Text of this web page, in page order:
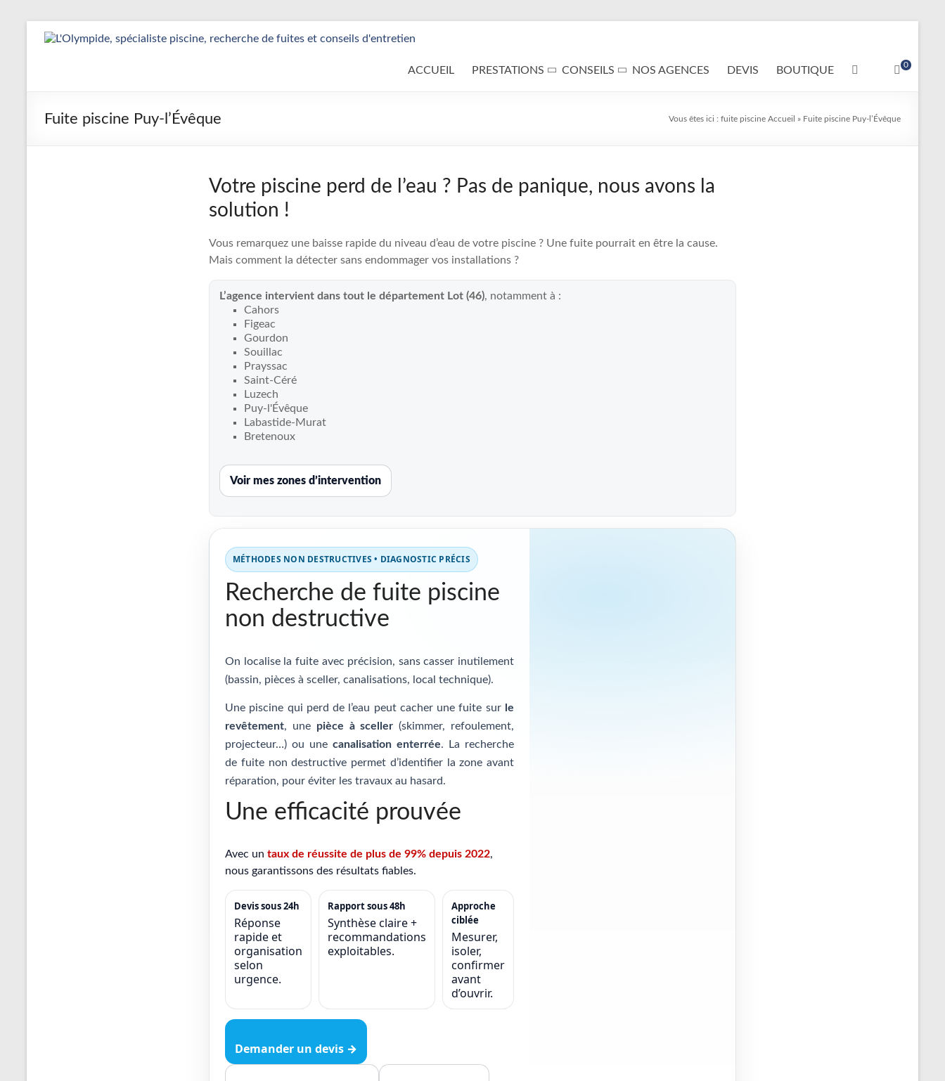
Détection
Fuite
0
ACCUEIL PRESTATIONS CONSEILS NOS AGENCES DEVIS BOUTIQUE
Fuite piscine Puy-l’Évêque Vous êtes ici : fuite piscine Accueil » Fuite piscine Puy-l’Évêque
Votre piscine perd de l’eau ? Pas de panique, nous avons la
solution !
Vous remarquez une baisse rapide du niveau d’eau de votre piscine ? Une fuite pourrait en être la cause.
Mais comment la détecter sans endommager vos installations ?
L’agence intervient dans tout le département Lot (46), notamment à :
Cahors
Figeac
Gourdon
Souillac
Prayssac
Saint-Céré
Luzech
Puy-l'Évêque
Labastide-Murat
Bretenoux
Voir mes zones d’intervention
MÉTHODES NON DESTRUCTIVES • DIAGNOSTIC PRÉCIS
Recherche de fuite piscine
non destructive
On localise la fuite avec précision, sans casser inutilement
(bassin, pièces à sceller, canalisations, local technique).
Une piscine qui perd de l’eau peut cacher une fuite sur le
revêtement, une pièce à sceller (skimmer, refoulement,
projecteur…) ou une canalisation enterrée. La recherche
de fuite non destructive permet d’identifier la zone avant
réparation, pour éviter les travaux au hasard.
Une efficacité prouvée
Avec un taux de réussite de plus de 99% depuis 2022,
nous garantissons des résultats fiables.
Devis sous 24h
Réponse
rapide et
organisation
selon
urgence.
Rapport sous 48h
Synthèse claire +
recommandations
exploitables.
Approche
ciblée
Mesurer,
isoler,
confirmer
avant
d’ouvrir.
Demander un devis →